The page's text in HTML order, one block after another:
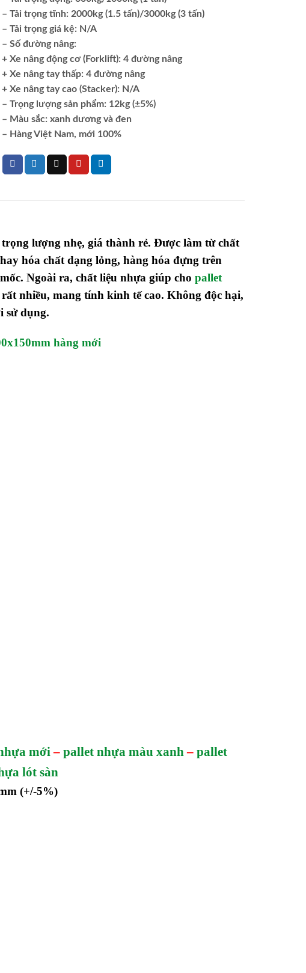
– Tải trọng tĩnh: 2000kg (1.5 tấn)/3000kg (3 tấn)
– Tải trọng giá kệ: N/A
– Số đường nâng:
+ Xe nâng động cơ (Forklift): 4 đường nâng
+ Xe nâng tay thấp: 4 đường nâng
+ Xe nâng tay cao (Stacker): N/A
– Trọng lượng sản phẩm: 12kg (±5%)
– Màu sắc: xanh dương và đen
– Hàng Việt Nam, mới 100%
trọng lượng nhẹ, giá thành rẻ. Được làm từ chất
hóa chất dạng lỏng, hàng hóa đựng trên
Ngoài ra, chất liệu nhựa giúp cho pallet
nhiều, mang tính kinh tế cao. Không độc hại,
sử dụng.
mới – pallet nhựa màu xanh – pallet
lót sàn
(+/-5%)